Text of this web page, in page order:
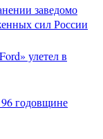
заведомо
сил России
улетел в
годовщине